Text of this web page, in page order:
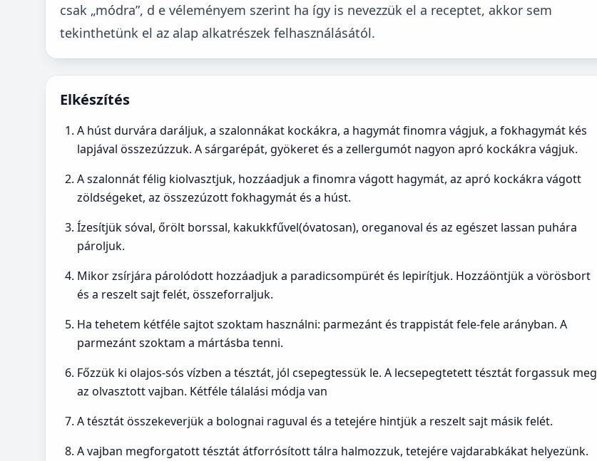
csak „módra”, d e véleményem szerint ha így is nevezzük el a receptet, akkor sem
tekinthetünk el az alap alkatrészek felhasználásától.
Elkészítés
A húst durvára daráljuk, a szalonnákat kockákra, a hagymát finomra vágjuk, a fokhagymát kés
lapjával összezúzzuk. A sárgarépát, gyökeret és a zellergumót nagyon apró kockákra vágjuk.
A szalonnát félig kiolvasztjuk, hozzáadjuk a finomra vágott hagymát, az apró kockákra vágott
zöldségeket, az összezúzott fokhagymát és a húst.
Ízesítjük sóval, őrölt borssal, kakukkfűvel(óvatosan), oreganoval és az egészet lassan puhára
pároljuk.
Mikor zsírjára párolódott hozzáadjuk a paradicsompürét és lepirítjuk. Hozzáöntjük a vörösbort
és a reszelt sajt felét, összeforraljuk.
Ha tehetem kétféle sajtot szoktam használni: parmezánt és trappistát fele-fele arányban. A
parmezánt szoktam a mártásba tenni.
Főzzük ki olajos-sós vízben a tésztát, jól csepegtessük le. A lecsepegtetett tésztát forgassuk meg
az olvasztott vajban. Kétféle tálalási módja van
A tésztát összekeverjük a bolognai raguval és a tetejére hintjük a reszelt sajt másik felét.
A vajban megforgatott tésztát átforrósított tálra halmozzuk, tetejére vajdarabkákat helyezünk.